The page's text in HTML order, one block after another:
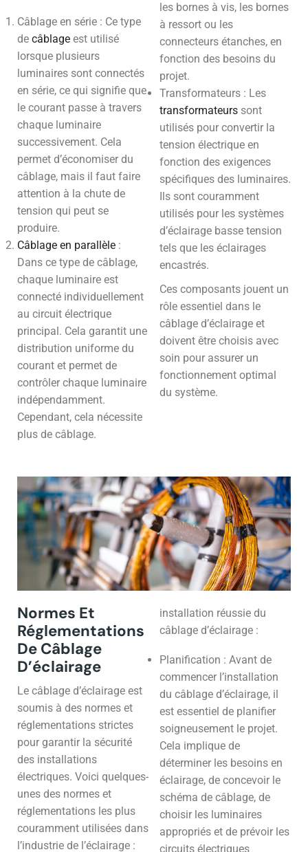
Câblage en série : Ce type
de câblage est utilisé
lorsque plusieurs
luminaires sont connectés
en série, ce qui signifie que
le courant passe à travers
chaque luminaire
successivement. Cela
permet d’économiser du
câblage, mais il faut faire
attention à la chute de
tension qui peut se
produire.
Câblage en parallèle :
Dans ce type de câblage,
chaque luminaire est
connecté individuellement
au circuit électrique
principal. Cela garantit une
distribution uniforme du
courant et permet de
contrôler chaque luminaire
indépendamment.
Cependant, cela nécessite
plus de câblage.
les bornes à vis, les bornes
à ressort ou les
connecteurs étanches, en
fonction des besoins du
projet.
Transformateurs : Les
transformateurs sont
utilisés pour convertir la
tension électrique en
fonction des exigences
spécifiques des luminaires.
Ils sont couramment
utilisés pour les systèmes
d’éclairage basse tension
tels que les éclairages
encastrés.
Ces composants jouent un
rôle essentiel dans le
câblage d’éclairage et
doivent être choisis avec
soin pour assurer un
fonctionnement optimal
du système.
Normes Et
Réglementations
De Câblage
D’éclairage
Le câblage d’éclairage est
soumis à des normes et
réglementations strictes
pour garantir la sécurité
des installations
électriques. Voici quelques-
unes des normes et
réglementations les plus
couramment utilisées dans
l’industrie de l’éclairage :
installation réussie du
câblage d’éclairage :
Planification : Avant de
commencer l’installation
du câblage d’éclairage, il
est essentiel de planifier
soigneusement le projet.
Cela implique de
déterminer les besoins en
éclairage, de concevoir le
schéma de câblage, de
choisir les luminaires
appropriés et de prévoir les
circuits électriques